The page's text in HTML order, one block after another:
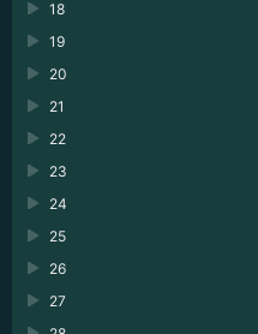
18
19
20
21
22
23
24
25
26
27